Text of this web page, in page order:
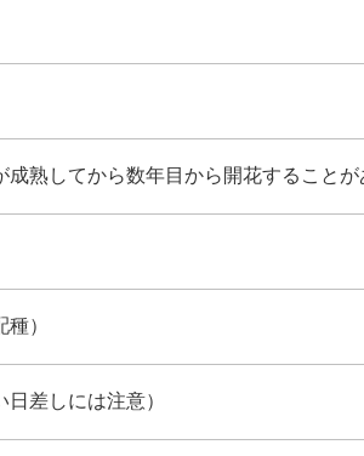
成熟してから数年目から開花することが
）
日差しには注意）